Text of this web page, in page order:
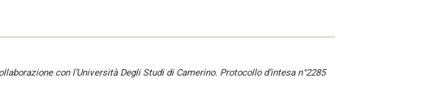
con l’Università Degli Studi di Camerino. Protocollo d’intesa n°2285